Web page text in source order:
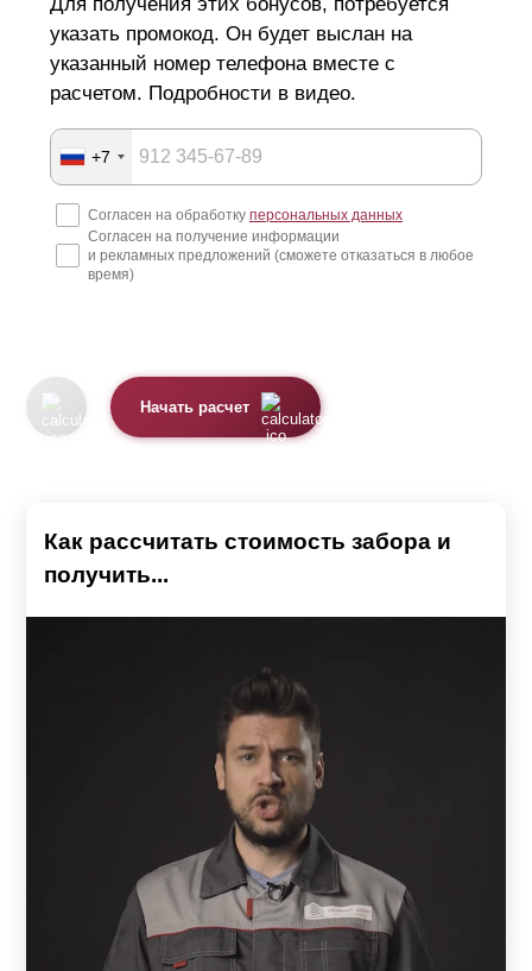
Для получения этих бонусов, потребуется
указать промокод. Он будет выслан на
указанный номер телефона вместе с
расчетом. Подробности в видео.
+7
Согласен на обработку персональных данных
Согласен на получение информации
и рекламных предложений (сможете отказаться в любое
время)
Начать расчет
Как рассчитать стоимость забора и
получить...